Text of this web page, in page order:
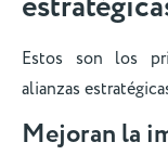
Estos son los
alianzas
Mejoran la